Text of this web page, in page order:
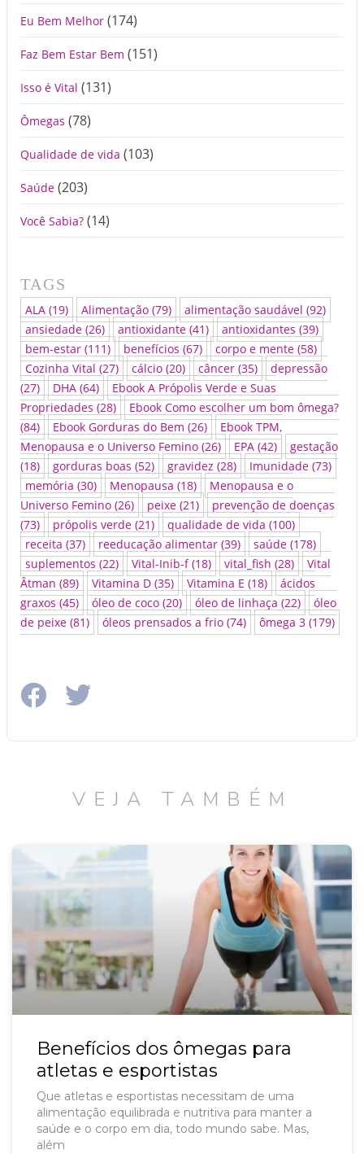
Eu Bem Melhor (174)
Faz Bem Estar Bem (151)
Isso é Vital (131)
Ômegas (78)
Qualidade de vida (103)
Saúde (203)
Você Sabia? (14)
TAGS
ALA (19) Alimentação (79) alimentação saudável (92)
ansiedade (26) antioxidante (41) antioxidantes (39)
bem-estar (111) benefícios (67) corpo e mente (58)
Cozinha Vital (27) cálcio (20) câncer (35)
depressão
(27)
DHA (64)
Ebook A Própolis Verde e Suas
Propriedades (28)
Ebook Como escolher um bom ômega?
(84)
Ebook Gorduras do Bem (26)
Ebook TPM,
Menopausa e o Universo Femino (26) EPA (42)
gestação
(18)
gorduras boas (52) gravidez (28) Imunidade (73)
memória (30) Menopausa (18)
Menopausa e o
Universo Femino (26) peixe (21)
prevenção de doenças
(73)
própolis verde (21) qualidade de vida (100)
receita (37) reeducação alimentar (39) saúde (178)
suplementos (22) Vital-Inib-f(18) vital_fish (28)
Vital
Âtman (89) Vitamina D (35) Vitamina E (18)
ácidos
graxos (45) óleo de coco (20) óleo de linhaça (22)
óleo
de peixe (81) óleos prensados a frio (74) ômega 3 (179)
VEJA TAMBÉM
Benefícios dos ômegas para
atletas e esportistas
Que atletas e esportistas necessitam de uma
alimentação equilibrada e nutritiva para manter a
saúde e o corpo em dia, todo mundo sabe. Mas,
além